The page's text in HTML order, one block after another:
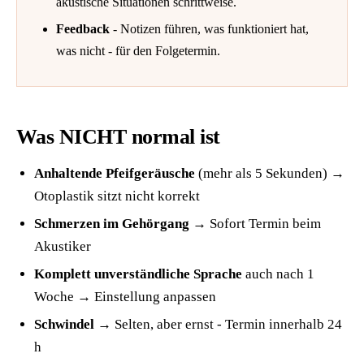
Feedback - Notizen führen, was funktioniert hat,
was nicht - für den Folgetermin.
Was NICHT normal ist
Anhaltende Pfeifgeräusche (mehr als 5 Sekunden) →
Otoplastik sitzt nicht korrekt
Schmerzen im Gehörgang → Sofort Termin beim
Akustiker
Komplett unverständliche Sprache auch nach 1
Woche → Einstellung anpassen
Schwindel → Selten, aber ernst - Termin innerhalb 24
h